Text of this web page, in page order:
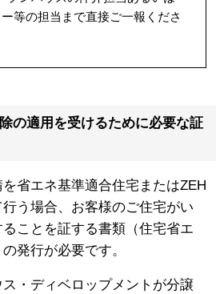
等の担当まで直接ご一報くださ
の適用を受けるために必要な証
省エネ基準適合住宅またはZEH
う場合、お客様のご住宅がい
ことを証する書類（住宅省エ
発行が必要です。
・ディベロップメントが分譲